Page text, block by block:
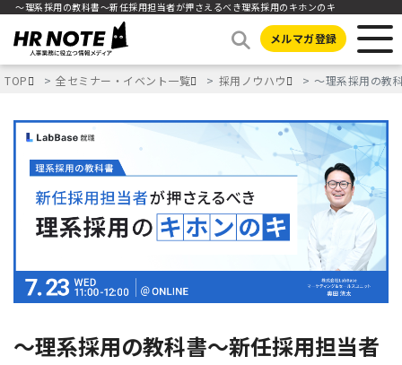
〜理系採用の教科書〜新任採用担当者が押さえるべき理系採用のキホンのキ
メルマガ登録
TOP 全セミナー・イベント一覧 採用ノウハウ 〜理系採用の教
〜理系採用の教科書〜新任採用担当者